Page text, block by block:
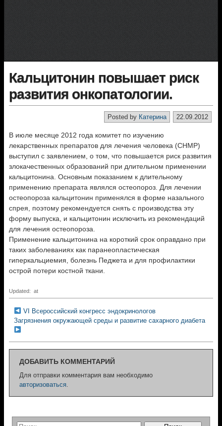
Кальцитонин повышает риск
развития онкопатологии.
22.09.2012
Posted by Катерина
В июле месяце 2012 года комитет по изучению
лекарственных препаратов для лечения человека (CHMP)
выступил с заявлением, о том, что повышается риск развития
злокачественных образований при длительном применении
кальцитонина . Основным показанием к длительному
применению препарата являлся остеопороз. Для лечении
остеопороза кальцитонин применялся в форме назального
спрея , поэтому рекомендуется снять с производства эту
форму выпуска, и кальцитонин исключить из рекомендаций
для лечения остеопороза.
Применение кальцитонина на короткий срок оправдано при
таких заболеваниях как паранеопластическая
гиперкальциемия , болезнь Педжета и для профилактики
острой потери костной ткани.
Updated: at
VI Всероссийский конгресс эндокринологов
Загрязнения окружающей среды и развитие сахарного диабета
ДОБАВИТЬ КОММЕНТАРИЙ
Для отправки комментария вам необходимо
авторизоваться.